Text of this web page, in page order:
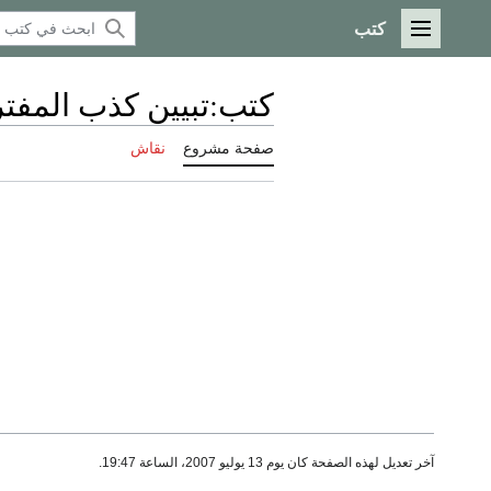
القائمة الرئيسية
كتب
كتب:تبيين كذب
صفحة مشروع نقاش
آخر تعديل لهذه الصفحة كان يوم 13 يوليو 2007، الساعة 19:47.